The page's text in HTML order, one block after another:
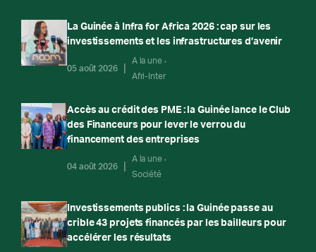
La Guinée à Infra for Africa 2026 : cap sur les
investissements et les infrastructures d’avenir
05 août 2026
A la une
Afri-Inter
Accès au crédit des PME : la Guinée lance le Club
des Financeurs pour lever le verrou du
financement des entreprises
04 août 2026
A la une
Société
Investissements publics : la Guinée passe au
crible 43 projets financés par les bailleurs pour
accélérer les résultats